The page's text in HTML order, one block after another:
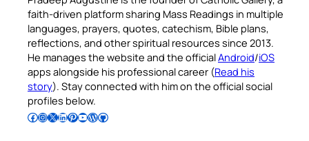
faith-driven platform sharing Mass Readings in multiple
languages, prayers, quotes, catechism, Bible plans,
reflections, and other spiritual resources since 2013.
He manages the website and the officialAndroid/iOS
apps alongside his professional career (Read his
story). Stay connected with him on the official social
profiles below.
Follow Pradeep on Facebook Follow Pradeep on InstagramFollow Pradeep on X Follow Pradeep on LinkedIn Follow Pradeep on Pinterest Subscribe to Pradeep’s Youtube Channel Follow Pradeep on WordPress Follow Pradeep on GitHub